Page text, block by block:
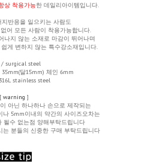
상 착용가능한 데일리아이템입니다.
반응을 일으키는 사람도
어 모든 사람이 착용가능합니다.
나지 않는 소재로 마감이 뛰어나며
게 변하지 않는 특수강소재입니다.
/ surgical steel
달15mm) 체인 6mm
stainless steel
[ warning ]
아닌 하나하나 손으로 제작되는
나 5mm이내의 약간의 사이즈오차는
될수 없는점 양해부탁드립니다
는 분들의 신중한 구매 부탁드립니다